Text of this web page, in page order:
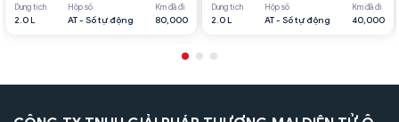
Dung tích
2.0 L
Hộp số
AT - Số tự động
Km đã đi
80,000
Dung tích
2.0 L
Hộp số
AT - Số tự động
Km đã đi
40,000